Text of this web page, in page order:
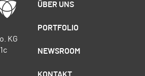
KG
ÜBER UNS
PORTFOLIO
NEWSROOM